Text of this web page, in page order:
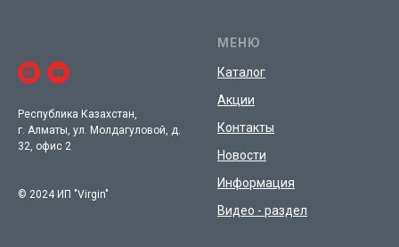
Республика Казахстан,
г. Алматы, ул. Молдагуловой, д.
32, офис 2
© 2024 ИП "Virgin"
МЕНЮ
Каталог
Акции
Контакты
Новости
Информация
Видео - раздел